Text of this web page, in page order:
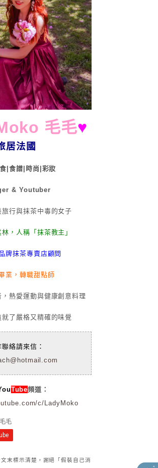
毛毛♥
居法國
|食譜|時尚|彩妝
& Youtuber
行與抹茶中毒的女子
，人稱「抹茶教主」
牌抹茶專賣店顧問
業，轉職甜點師
熱愛運動與健康創意料理
了嚴格又精確的味覺
聯絡請來信：
Tube頻道：
c/LadyMoko
末標示清楚，謝絕「假裝自己消